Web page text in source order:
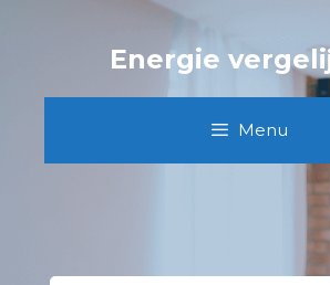
Energie
Menu